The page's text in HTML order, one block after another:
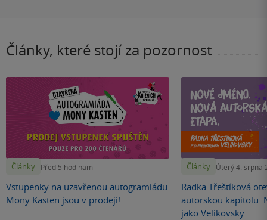
Články, které stojí za pozornost
Články Před 5 hodinami
Vstupenky na uzavřenou autogramiádu
Mony Kasten jsou v prodeji!
Články Úterý 4. srpna
Radka Třeštíková
autorskou kapitolu.
jako Velikovsky